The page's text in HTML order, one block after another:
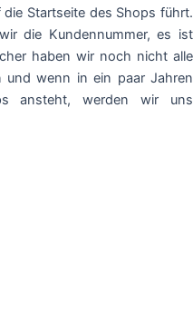
Startseite des Shops führt.
die Kundennummer, es ist
haben wir noch nicht alle
und wenn in ein paar Jahren
ansteht, werden wir uns